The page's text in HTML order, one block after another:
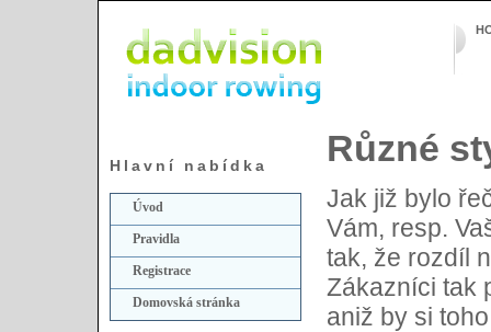
Hlavní nabídka
Úvod
Pravidla
Registrace
Domovská stránka
Různé
Jak již bylo
Vám, resp.
tak, že rozdíl
Zákazníci tak
aniž by si